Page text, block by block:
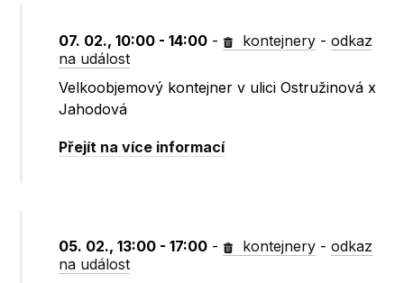
07. 02., 10:00 - 14:00 - kontejnery -odkaz
na událost
Velkoobjemový kontejner v ulici Ostružinová x
Jahodová
Přejít na více informací
05. 02., 13:00 - 17:00 - kontejnery -odkaz
na událost